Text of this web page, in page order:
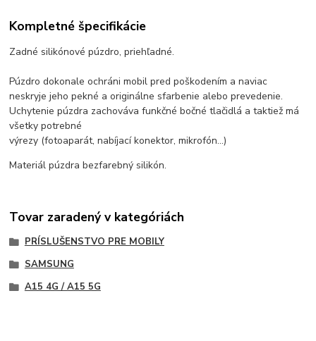
Kompletné špecifikácie
Zadné silikónové púzdro, priehľadné.
Púzdro dokonale ochráni mobil pred poškodením a naviac
neskryje jeho pekné a originálne sfarbenie alebo prevedenie.
Uchytenie púzdra zachováva funkčné bočné tlačidlá a taktiež má
všetky potrebné
výrezy (fotoaparát, nabíjací konektor, mikrofón...)
Materiál púzdra bezfarebný silikón.
Tovar zaradený v kategóriách
PRÍSLUŠENSTVO PRE MOBILY
SAMSUNG
A15 4G / A15 5G